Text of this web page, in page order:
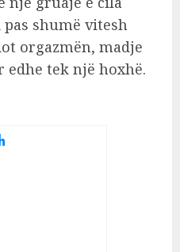
shumë vitesh
orgazmën, madje
tek një hoxhë.